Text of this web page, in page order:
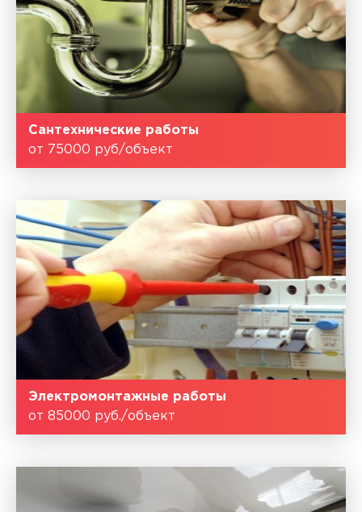
Сантехнические работы
от 75000 руб/объект
Электромонтажные работы
от 85000 руб./объект